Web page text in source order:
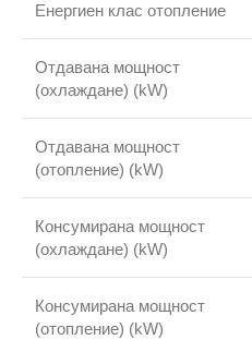
Енергиен клас отопление
Отдавана мощност
(охлаждане) (kW)
Отдавана мощност
(отопление) (kW)
Консумирана мощност
(охлаждане) (kW)
Консумирана мощност
(отопление) (kW)